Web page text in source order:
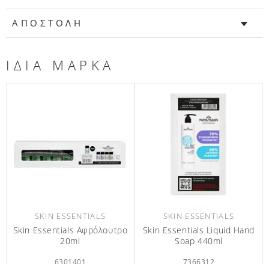
ΑΠΟΣΤΟΛΗ
ΙΔΙΑ ΜΑΡΚΑ
ESSENTIALS
Liquid Hand
SKIN ESSENTIALS
Skin Essentials Αφρόλουτρο
Skin